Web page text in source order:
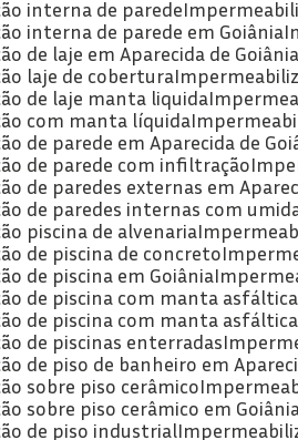
interna de parede
interna de parede em Goiânia
de laje em Aparecida de Goiânia
laje de cobertura
de laje manta liquida
com manta líquida
de parede em Aparecida de
de parede com infiltração
de paredes externas em
de paredes internas com
piscina de alvenaria
de piscina de concreto
de piscina em Goiânia
de piscina com manta
de piscina com manta
de piscinas enterradas
de piso de banheiro em
sobre piso cerâmico
sobre piso cerâmico em
de piso industrial